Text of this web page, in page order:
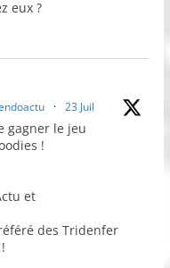
eux ?
· 23 Juil
gagner le jeu
!
et
des Tridenfer